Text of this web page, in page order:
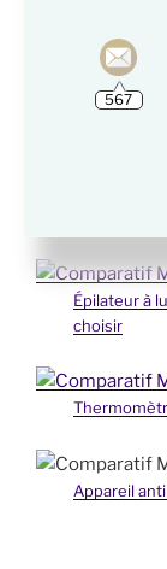
Appareil de
solutions
Appareil de
Épilateur à
choisir
Appareil
567